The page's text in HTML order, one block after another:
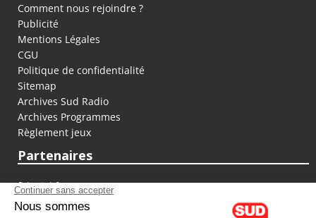
Comment nous rejoindre ?
Publicité
Mentions Légales
CGU
Politique de confidentialité
Sitemap
Archives Sud Radio
Archives Programmes
Règlement jeux
Partenaires
fiducial.fr
lyoncapitale.fr